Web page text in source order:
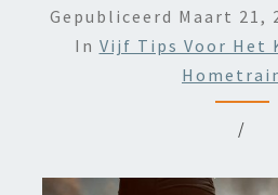
Gepubliceerd Maart 21,
In Vijf Tips Voor Het
/